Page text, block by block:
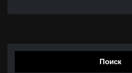
Поиск